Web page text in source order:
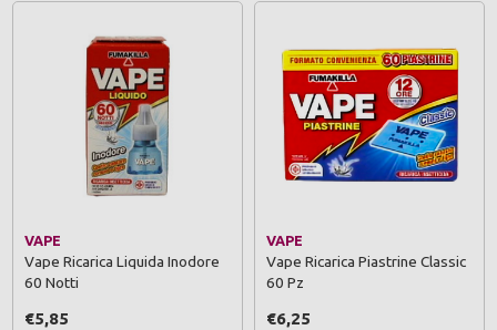
VAPE
Vape Ricarica Liquida Inodore
60 Notti
€5,85
VAPE
Vape Ricarica Piastrine Classic
60 Pz
€6,25